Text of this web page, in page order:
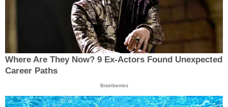
Where Are They Now? 9 Ex-Actors Found Unexpected
Career Paths
Brainberries